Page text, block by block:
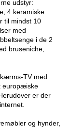
udstyr:
4 keramiske
til mindst 10
med
i de 2
bruseniche,
TV med
europæiske
er der
og hynder,